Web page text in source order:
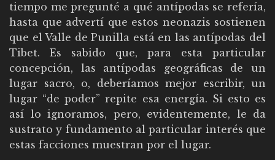
tiempo me pregunté a qué antípodas se refería,
hasta que advertí que estos neonazis sostienen
que el Valle de Punilla está en las antípodas del
Tibet. Es sabido que, para esta particular
concepción, las antípodas geográficas de un
lugar sacro, o, deberíamos mejor escribir, un
lugar “de poder” repite esa energía. Si esto es
así lo ignoramos, pero, evidentemente, le da
sustrato y fundamento al particular interés que
estas facciones muestran por el lugar.